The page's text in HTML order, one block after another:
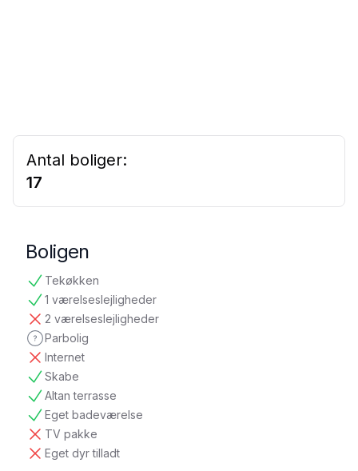
Antal boliger:
17
Boligen
Tekøkken
tilgængelig
1 værelseslejligheder
tilgængelig
2 værelseslejligheder
ikke tilgængelig
Parbolig
ikke oplyst
Internet
ikke tilgængelig
Skabe
tilgængelig
Altan terrasse
tilgængelig
Eget badeværelse
tilgængelig
TV pakke
ikke tilgængelig
Eget dyr tilladt
ikke tilgængelig